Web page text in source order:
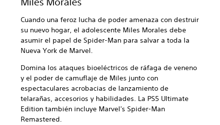
Cuando una feroz lucha de poder amenaza con destruir
su nuevo hogar, el adolescente Miles Morales debe
asumir el papel de Spider-Man para salvar a toda la
Nueva York de Marvel.
Domina los ataques bioeléctricos de ráfaga de veneno
y el poder de camuflaje de Miles junto con
espectaculares acrobacias de lanzamiento de
telarañas, accesorios y habilidades. La PS5 Ultimate
Edition también incluye Marvel's Spider-Man
Remastered.